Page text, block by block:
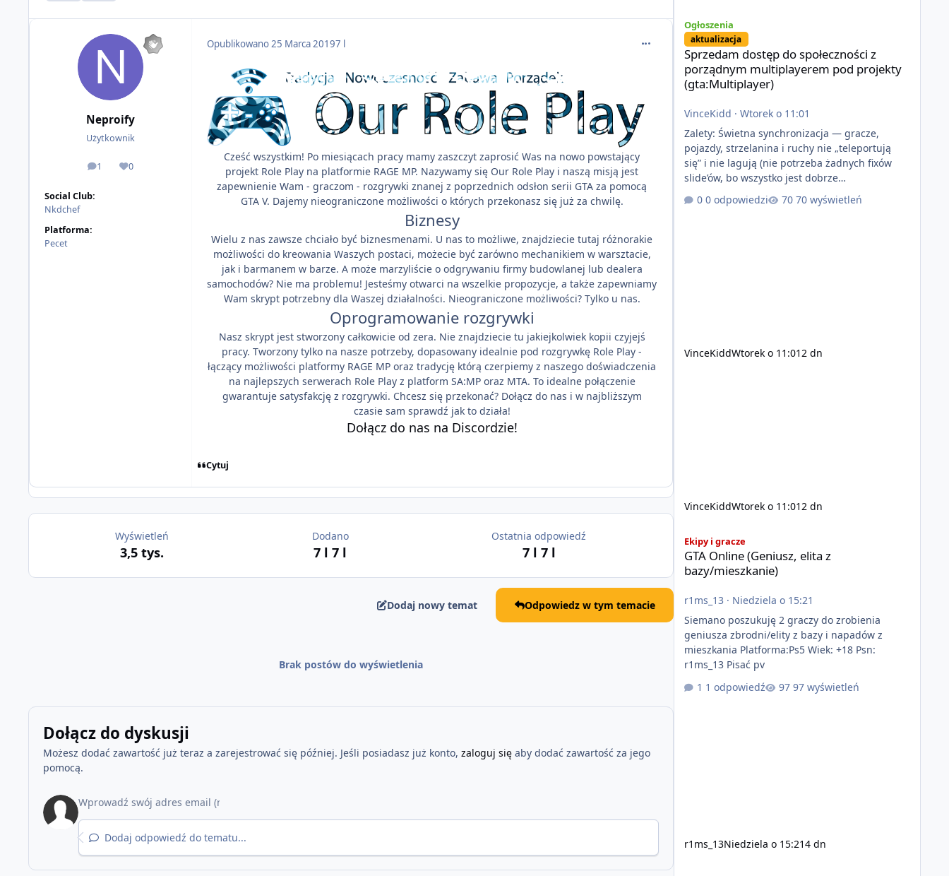
Neproify
Użytkownik
1
odpowiedzi
0
Reputacja
Social Club:
Nkdchef
Platforma:
Pecet
Opublikowano25 Marca 20197 l comment_51078
Cześć wszystkim! Po miesiącach pracy mamy zaszczyt zaprosić Was na nowo powstający
projekt Role Play na platformie RAGE MP. Nazywamy się Our Role Play i naszą misją jest
zapewnienie Wam - graczom - rozgrywki znanej z poprzednich odsłon serii GTA za pomocą
GTA V. Dajemy nieograniczone możliwości o których przekonasz się już za chwilę.
Biznesy
Wielu z nas zawsze chciało być biznesmenami. U nas to możliwe, znajdziecie tutaj różnorakie
możliwości do kreowania Waszych postaci, możecie być zarówno mechanikiem w warsztacie,
jak i barmanem w barze. A może marzyliście o odgrywaniu firmy budowlanej lub dealera
samochodów? Nie ma problemu! Jesteśmy otwarci na wszelkie propozycje, a także zapewniamy
Wam skrypt potrzebny dla Waszej działalności. Nieograniczone możliwości? Tylko u nas.
Oprogramowanie rozgrywki
Nasz skrypt jest stworzony całkowicie od zera. Nie znajdziecie tu jakiejkolwiek kopii czyjejś
pracy. Tworzony tylko na nasze potrzeby, dopasowany idealnie pod rozgrywkę Role Play -
łączący możliwości platformy RAGE MP oraz tradycję którą czerpiemy z naszego doświadczenia
na najlepszych serwerach Role Play z platform SA:MP oraz MTA. To idealne połączenie
gwarantuje satysfakcję z rozgrywki. Chcesz się przekonać? Dołącz do nas i w najbliższym
czasie sam sprawdź jak to działa!
Dołącz do nas na Discordzie!
Cytuj
Wyświetleń
3,5 tys.
Dodano
7 l7 l
Ostatnia odpowiedź
7 l 7 l
Dodaj nowy temat Odpowiedz w tym temacie
Brak postów do wyświetlenia
Dołącz do dyskusji
Możesz dodać zawartość już teraz a zarejestrować się później. Jeśli posiadasz już konto, zaloguj sięaby dodać zawartość za jego
pomocą.
Dodaj odpowiedź do tematu...
Ogłoszenia
aktualizacja
Sprzedam dostęp do społeczności z
porządnym multiplayerem pod projekty
(gta:Multiplayer)
VinceKidd · Wtorek o 11:01
Zalety: Świetna synchronizacja — gracze,
pojazdy, strzelanina i ruchy nie „teleportują
się” i nie lagują (nie potrzeba żadnych fixów
slide’ów, bo wszystko jest dobrze
zsynchronizowane i działa stabilnie) Ładne
wejście do gry + solidny antycheat na poziomie
0 odpowiedzi 70 wyświetleń
VinceKiddWtorek o 11:012 dn
VinceKiddWtorek o 11:012 dn
Ekipy i gracze
GTA Online (Geniusz, elita z
bazy/mieszkanie)
r1ms_13 · Niedziela o 15:21
Siemano poszukuję 2 graczy do zrobienia
geniusza zbrodni/elity z bazy i napadów z
mieszkania Platforma:Ps5 Wiek: +18 Psn:
r1ms_13 Pisać pv
1 odpowiedź
97 wyświetleń
r1ms_13Niedziela o 15:214 dn